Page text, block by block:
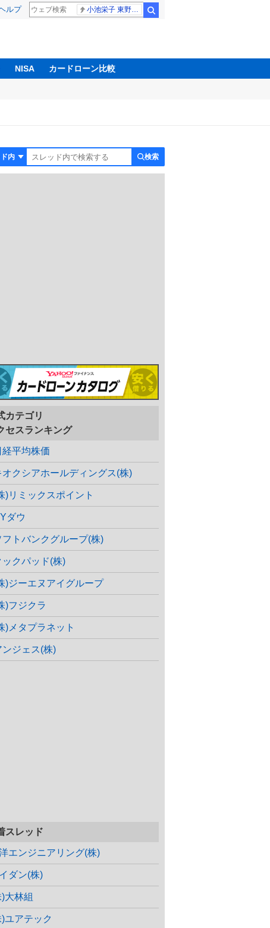
ルプ
NISA カードローン比較
検索
カテゴリ
セスランキング
経平均株価
オクシアホールディングス(株)
)リミックスポイント
ダウ
フトバンクグループ(株)
ックパッド(株)
)ジーエヌアイグループ
)フジクラ
)メタプラネット
ンジェス(株)
スレッド
エンジニアリング(株)
ダン(株)
)大林組
)ユアテック